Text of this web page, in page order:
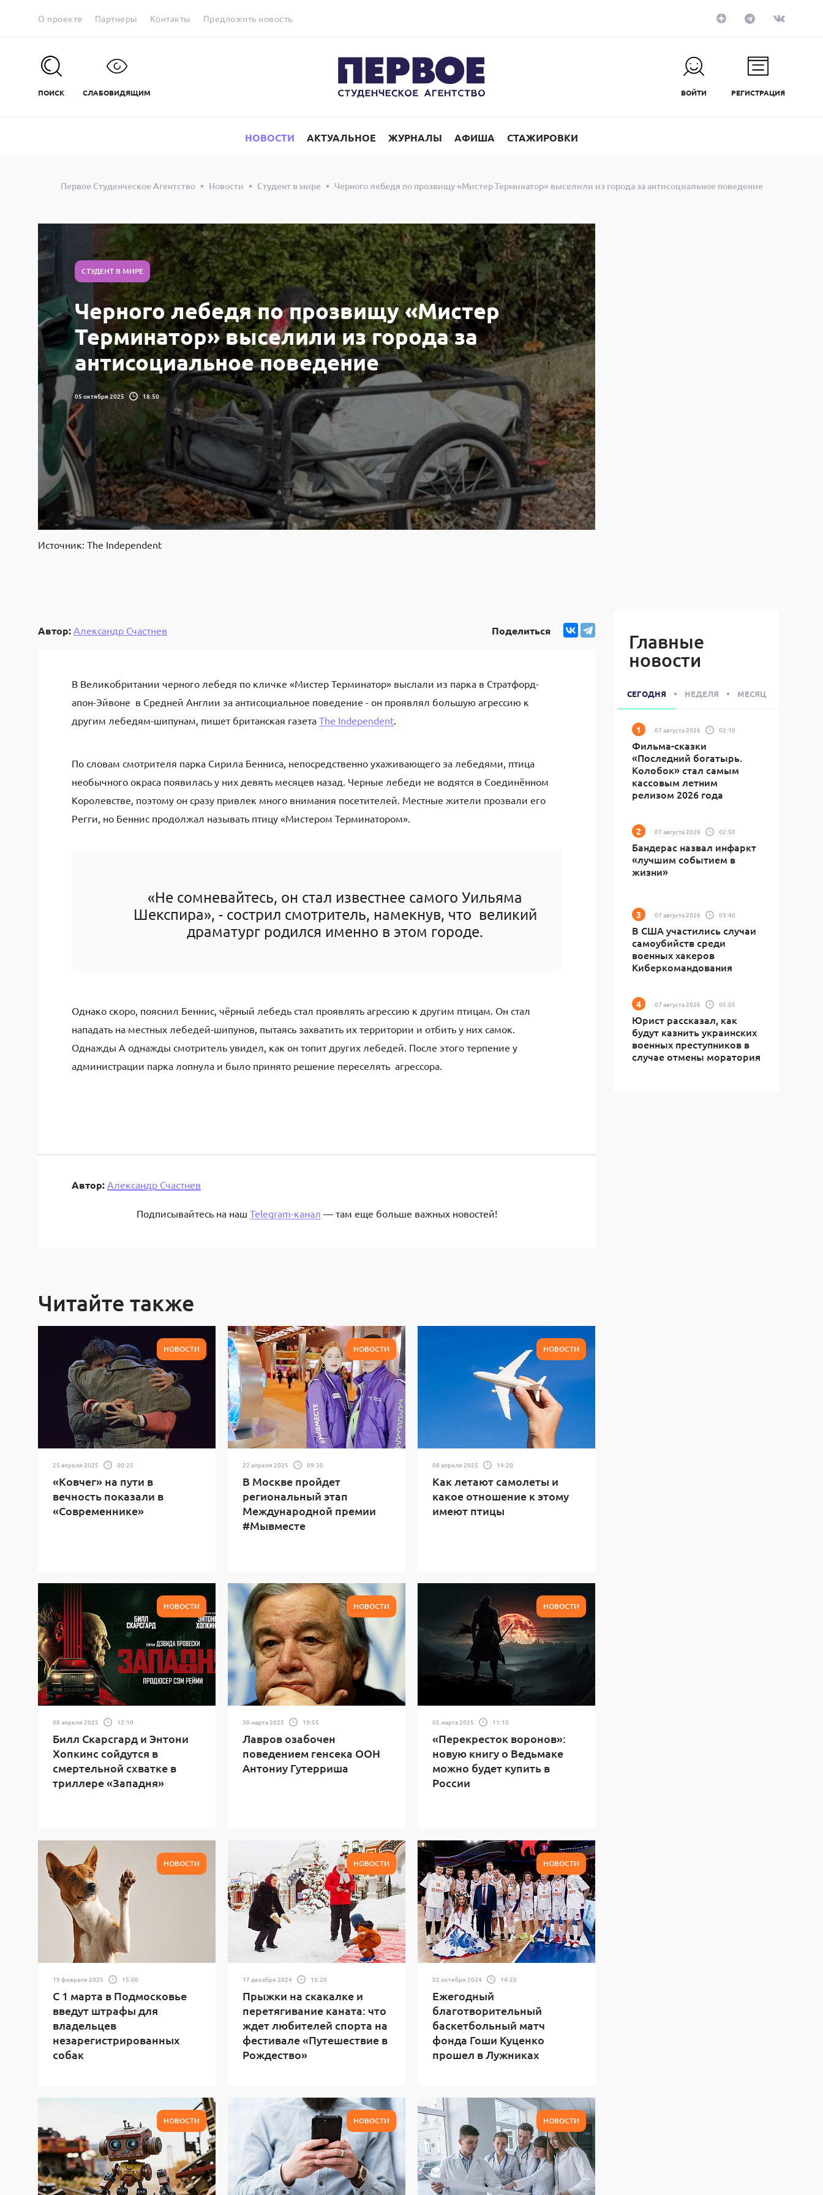
О проекте Партнеры Контакты Предложить новость
ПОИСК СЛАБОВИДЯЩИМ ВОЙТИ РЕГИСТРАЦИЯ
НОВОСТИ АКТУАЛЬНОЕ ЖУРНАЛЫ АФИША СТАЖИРОВКИ
Первое Студенческое Агентство Новости Студент в мире Черного лебедя по прозвищу «Мистер Терминатор» выселили из города за антисоциальное поведение
СТУДЕНТ В МИРЕ
Черного лебедя по прозвищу «Мистер
Терминатор» выселили из города за
антисоциальное поведение
05 октября 2025 18:50
Источник: The Independent
Автор: Александр Счастнев Поделиться
В Великобритании черного лебедя по кличке «Мистер Терминатор» выслали из парка в Стратфорд-
апон-Эйвоне в Средней Англии за антисоциальное поведение - он проявлял большую агрессию к
другим лебедям-шипунам, пишет британская газета The Independent.
По словам смотрителя парка Сирила Бенниса, непосредственно ухаживающего за лебедями, птица
необычного окраса появилась у них девять месяцев назад. Черные лебеди не водятся в Соединённом
Королевстве, поэтому он сразу привлек много внимания посетителей. Местные жители прозвали его
Регги, но Беннис продолжал называть птицу «Мистером Терминатором».
«Не сомневайтесь, он стал известнее самого Уильяма
Шекспира», - сострил смотритель, намекнув, что великий
драматург родился именно в этом городе.
Однако скоро, пояснил Беннис, чёрный лебедь стал проявлять агрессию к другим птицам. Он стал
нападать на местных лебедей-шипунов, пытаясь захватить их территории и отбить у них самок.
Однажды А однажды смотритель увидел, как он топит других лебедей. После этого терпение у
администрации парка лопнула и было принято решение переселять агрессора.
Автор: Александр Счастнев
Подписывайтесь на наш Telegram-канал — там еще больше важных новостей!
Читайте также
НОВОСТИ
25 апреля 2025 00:25
«Ковчег» на пути в
вечность показали в
«Современнике»
НОВОСТИ
22 апреля 2025 09:30
В Москве пройдет
региональный этап
Международной премии
#Мывместе
НОВОСТИ
08 апреля 2025 14:20
Как летают самолеты и
какое отношение к этому
имеют птицы
НОВОСТИ
08 апреля 2025 12:10
Билл Скарсгард и Энтони
Хопкинс сойдутся в
смертельной схватке в
триллере «Западня»
НОВОСТИ
30 марта 2025 19:55
Лавров озабочен
поведением генсека ООН
Антониу Гутерриша
НОВОСТИ
05 марта 2025 11:15
«Перекресток воронов»:
новую книгу о Ведьмаке
можно будет купить в
России
НОВОСТИ
19 февраля 2025 15:00
С 1 марта в Подмосковье
введут штрафы для
владельцев
незарегистрированных
собак
НОВОСТИ
17 декабря 2024 10:20
Прыжки на скакалке и
перетягивание каната: что
ждет любителей спорта на
фестивале «Путешествие в
Рождество»
НОВОСТИ
02 октября 2024 14:20
Ежегодный
благотворительный
баскетбольный матч
фонда Гоши Куценко
прошел в Лужниках
НОВОСТИ НОВОСТИ НОВОСТИ
Главные
новости
СЕГОДНЯ НЕДЕЛЯ МЕСЯЦ
07 августа 2026 02:10
Фильма-сказки
«Последний богатырь.
Колобок» стал самым
кассовым летним
релизом 2026 года
07 августа 2026 02:50
Бандерас назвал инфаркт
«лучшим событием в
жизни»
07 августа 2026 03:40
В США участились случаи
самоубийств среди
военных хакеров
Киберкомандования
07 августа 2026 05:05
Юрист рассказал, как
будут казнить украинских
военных преступников в
случае отмены моратория